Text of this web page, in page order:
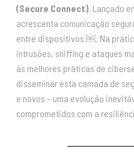
(Secure Connect). Lançado
acrescenta comunicação
entre dispositivos ￼. Na
intrusões, sniffing e ataques
às melhores práticas de
disseminar esta camada de
e novos – uma evolução
comprometidos com a